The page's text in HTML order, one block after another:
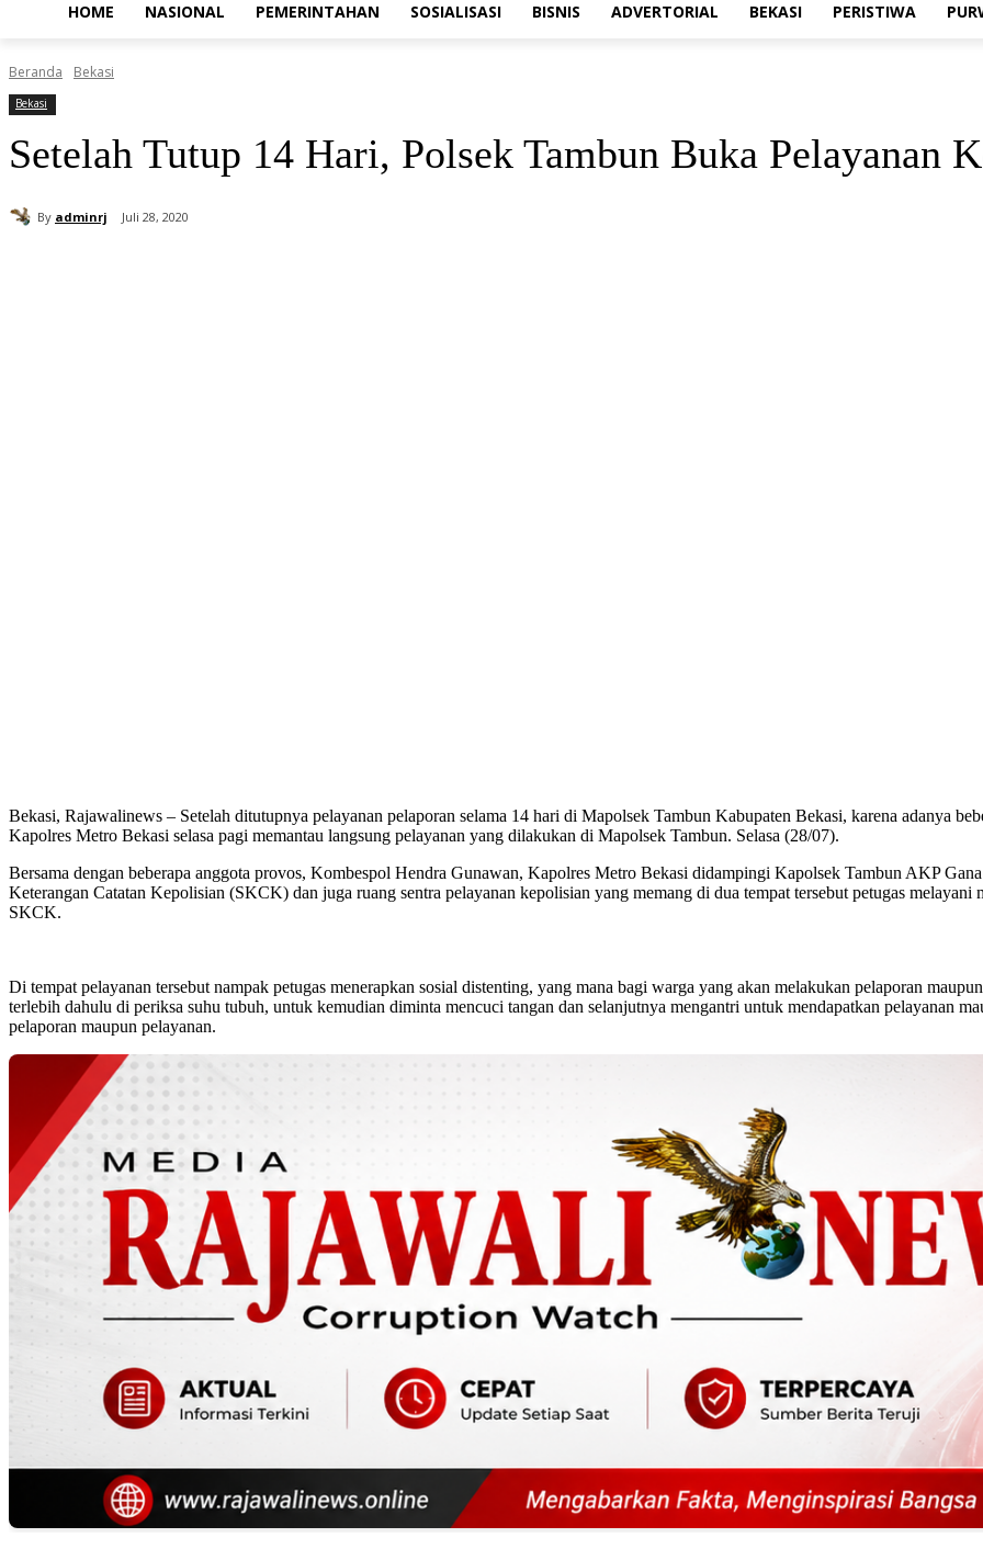
HOME NASIONAL PEMERINTAHAN SOSIALISASI BISNIS ADVERTORIAL BEKASI PERISTIWA
Beranda Bekasi
Bekasi
Setelah Tutup 14 Hari, Polsek Tambun Buka Pelayanan
By adminrj Juli 28, 2020
Bekasi, Rajawalinews – Setelah ditutupnya pelayanan pelaporan selama 14 hari di Mapolsek Tambun Kabupaten Bekasi, karena adanya
Kapolres Metro Bekasi selasa pagi memantau langsung pelayanan yang dilakukan di Mapolsek Tambun. Selasa (28/07).
Bersama dengan beberapa anggota provos, Kombespol Hendra Gunawan, Kapolres Metro Bekasi didampingi Kapolsek Tambun AKP
Keterangan Catatan Kepolisian (SKCK) dan juga ruang sentra pelayanan kepolisian yang memang di dua tempat tersebut petugas
SKCK.
Di tempat pelayanan tersebut nampak petugas menerapkan sosial distenting, yang mana bagi warga yang akan melakukan pelaporan
terlebih dahulu di periksa suhu tubuh, untuk kemudian diminta mencuci tangan dan selanjutnya mengantri untuk mendapatkan pelayanan
pelaporan maupun pelayanan.